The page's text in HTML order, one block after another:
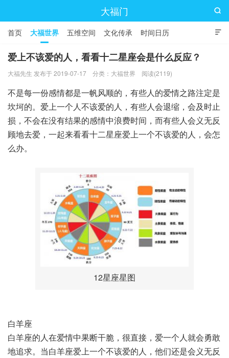
大福门

首页 大福世界 五维空间 文化传承 时间日历

爱上不该爱的人，看看十二星座会是什么反应？
大福先生 发布于 2019-07-17 分类： 大福世界 阅读(2119)
不是每一份感情都是一帆风顺的，有些人的爱情之路注定是
坎坷的。爱上一个人不该爱的人，有些人会退缩，会及时止
损，不会在没有结果的感情中浪费时间，而有些人会义无反
顾地去爱，一起来看看十二星座爱上一个不该爱的人，会怎
么办。
12星座星图
白羊座
白羊座的人在爱情中果断干脆，很直接，爱一个人就会勇敢
地追求。当白羊座爱上一个不该爱的人，他们还是会义无反